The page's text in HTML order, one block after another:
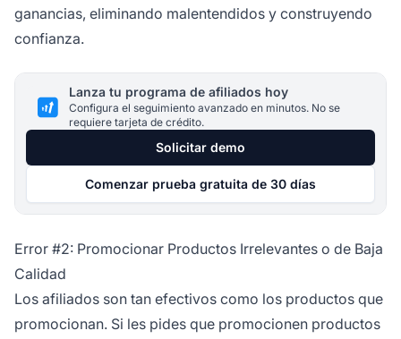
ganancias, eliminando malentendidos y construyendo
confianza.
Lanza tu programa de afiliados hoy
Configura el seguimiento avanzado en minutos. No se
requiere tarjeta de crédito.
Solicitar demo
Comenzar prueba gratuita de 30 días
Error #2: Promocionar Productos Irrelevantes o de Baja
Calidad
Los afiliados son tan efectivos como los productos que
promocionan. Si les pides que promocionen productos